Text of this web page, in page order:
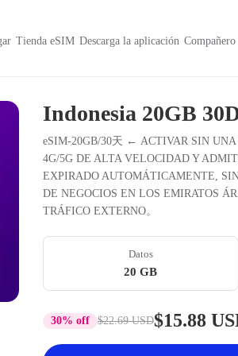
Tienda eSIM Descarga la aplicación Compañero
Indonesia 20GB
eSIM-20GB/30天 ← ACTIVAR SIN UNA
4G/5G DE ALTA VELOCIDAD Y
EXPIRADO AUTOMÁTICAMENTE,
DE NEGOCIOS EN LOS EMIRATOS
TRÁFICO EXTERNO。
Datos
20 GB
30% off $22.69 USD$15.88